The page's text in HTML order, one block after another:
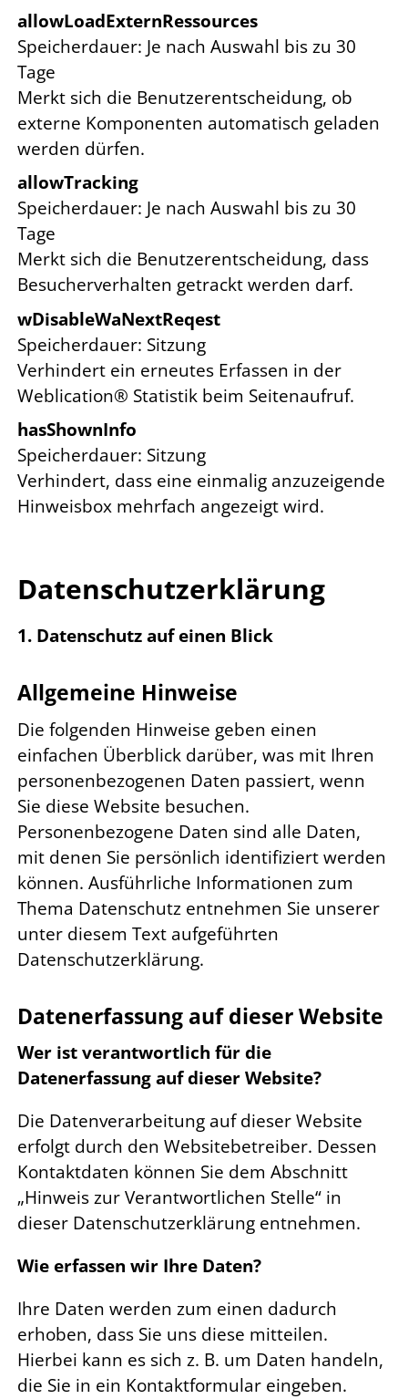
allowLoadExternRessources
Speicherdauer Je nach Auswahl bis zu 30
Tage
Merkt sich die Benutzerentscheidung, ob
externe Komponenten automatisch geladen
werden dürfen.
allowTracking
Speicherdauer Je nach Auswahl bis zu 30
Tage
Merkt sich die Benutzerentscheidung, dass
Besucherverhalten getrackt werden darf.
wDisableWaNextReqest
Speicherdauer Sitzung
Verhindert ein erneutes Erfassen in der
Weblication® Statistik beim Seitenaufruf.
hasShownInfo
Speicherdauer Sitzung
Verhindert, dass eine einmalig anzuzeigende
Hinweisbox mehrfach angezeigt wird.
Datenschutzerklärung
1. Datenschutz auf einen Blick
Allgemeine Hinweise
Die folgenden Hinweise geben einen
einfachen Überblick darüber, was mit Ihren
personenbezogenen Daten passiert, wenn
Sie diese Website besuchen.
Personenbezogene Daten sind alle Daten,
mit denen Sie persönlich identifiziert werden
können. Ausführliche Informationen zum
Thema Datenschutz entnehmen Sie unserer
unter diesem Text aufgeführten
Datenschutzerklärung.
Datenerfassung auf dieser Website
Wer ist verantwortlich für die
Datenerfassung auf dieser Website?
Die Datenverarbeitung auf dieser Website
erfolgt durch den Websitebetreiber. Dessen
Kontaktdaten können Sie dem Abschnitt
„Hinweis zur Verantwortlichen Stelle“ in
dieser Datenschutzerklärung entnehmen.
Wie erfassen wir Ihre Daten?
Ihre Daten werden zum einen dadurch
erhoben, dass Sie uns diese mitteilen.
Hierbei kann es sich z. B. um Daten handeln,
die Sie in ein Kontaktformular eingeben.